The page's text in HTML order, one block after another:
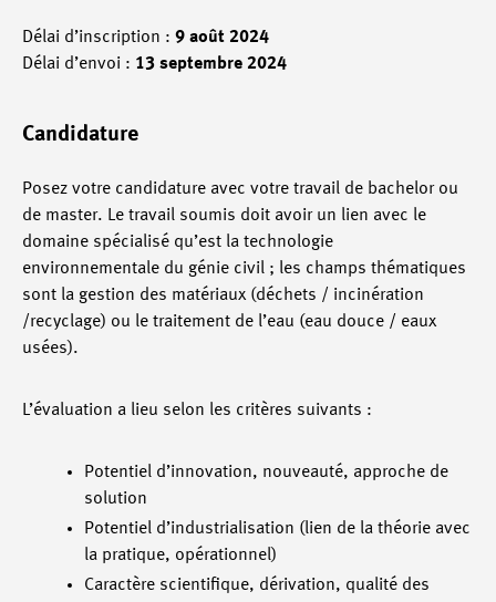
Délai d’inscription : 9 août 2024
Délai d’envoi : 13 septembre 2024
Candidature
Posez votre candidature avec votre travail de bachelor ou
de master. Le travail soumis doit avoir un lien avec le
domaine spécialisé qu’est la technologie
environnementale du génie civil ; les champs thématiques
sont la gestion des matériaux (déchets / incinération
/recyclage) ou le traitement de l’eau (eau douce / eaux
usées).
L’évaluation a lieu selon les critères suivants :
Potentiel d’innovation, nouveauté, approche de
solution
Potentiel d’industrialisation (lien de la théorie avec
la pratique, opérationnel)
Caractère scientifique, dérivation, qualité des